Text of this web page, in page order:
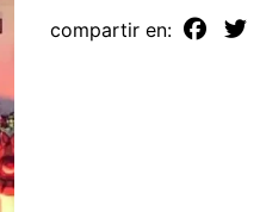
compartir en: